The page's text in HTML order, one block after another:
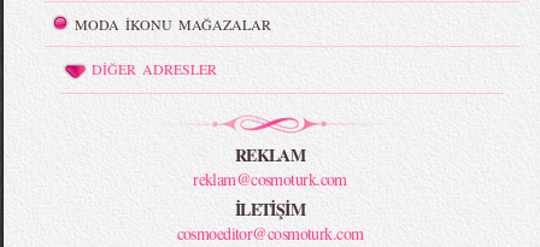
MODA İKONU MAĞAZALAR
DİĞER ADRESLER
REKLAM
reklam@cosmoturk.com
İLETİŞİM
cosmoeditor@cosmoturk.com